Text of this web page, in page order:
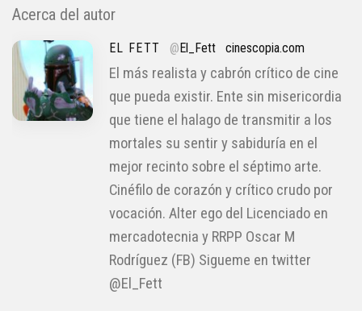
Acerca del autor
EL FETT @El_Fett cinescopia.com
El más realista y cabrón crítico de cine
que pueda existir. Ente sin misericordia
que tiene el halago de transmitir a los
mortales su sentir y sabiduría en el
mejor recinto sobre el séptimo arte.
Cinéfilo de corazón y crítico crudo por
vocación. Alter ego del Licenciado en
mercadotecnia y RRPP Oscar M
Rodríguez (FB) Sigueme en twitter
@El_Fett